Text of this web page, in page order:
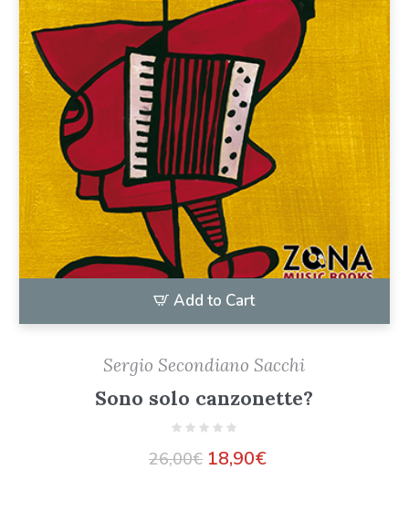
Add to Cart
Sergio Secondiano Sacchi
Sono solo canzonette?
26,00€ 18,90€